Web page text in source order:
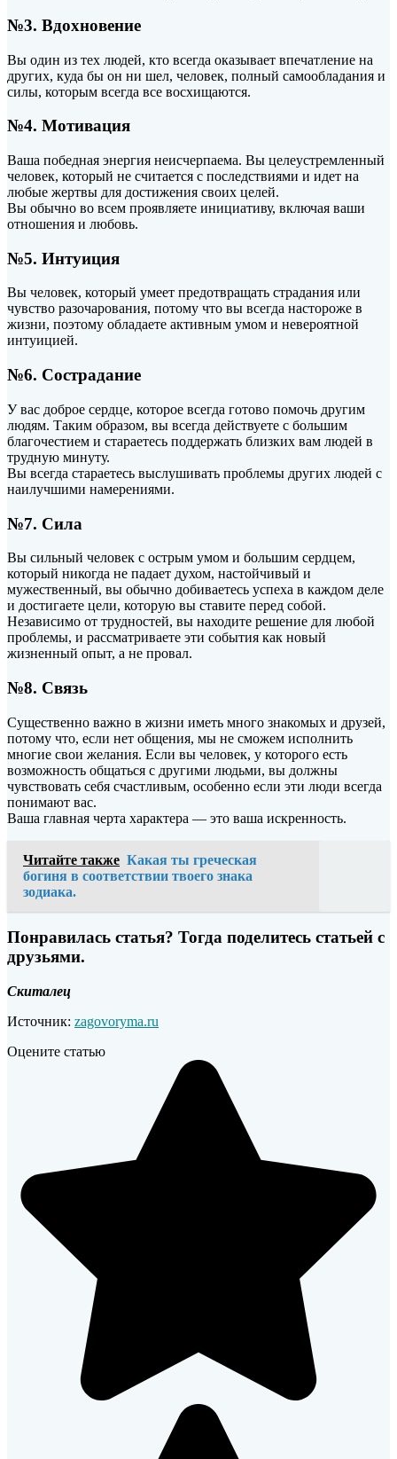
№3. Вдохновение
Вы один из тех людей, кто всегда оказывает впечатление на
других, куда бы он ни шел, человек, полный самообладания и
силы, которым всегда все восхищаются.
№4. Мотивация
Ваша победная энергия неисчерпаема. Вы целеустремленный
человек, который не считается с последствиями и идет на
любые жертвы для достижения своих целей.
Вы обычно во всем проявляете инициативу, включая ваши
отношения и любовь.
№5. Интуиция
Вы человек, который умеет предотвращать страдания или
чувство разочарования, потому что вы всегда настороже в
жизни, поэтому обладаете активным умом и невероятной
интуицией.
№6. Сострадание
У вас доброе сердце, которое всегда готово помочь другим
людям. Таким образом, вы всегда действуете с большим
благочестием и стараетесь поддержать близких вам людей в
трудную минуту.
Вы всегда стараетесь выслушивать проблемы других людей с
наилучшими намерениями.
№7. Сила
Вы сильный человек с острым умом и большим сердцем,
который никогда не падает духом, настойчивый и
мужественный, вы обычно добиваетесь успеха в каждом деле
и достигаете цели, которую вы ставите перед собой.
Независимо от трудностей, вы находите решение для любой
проблемы, и рассматриваете эти события как новый
жизненный опыт, а не провал.
№8. Связь
Существенно важно в жизни иметь много знакомых и друзей,
потому что, если нет общения, мы не сможем исполнить
многие свои желания. Если вы человек, у которого есть
возможность общаться с другими людьми, вы должны
чувствовать себя счастливым, особенно если эти люди всегда
понимают вас.
Ваша главная черта характера — это ваша искренность.
Читайте также Какая ты греческая
богиня в соответствии твоего знака
зодиака.
Понравилась статья? Тогда поделитесь статьей с
друзьями.
Скиталец
Источник: zagovoryma.ru
Оцените статью